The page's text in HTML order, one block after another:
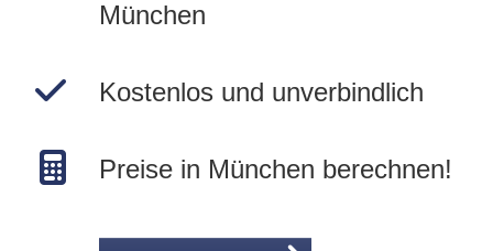
München
Kostenlos und unverbindlich
Preise in München berechnen!